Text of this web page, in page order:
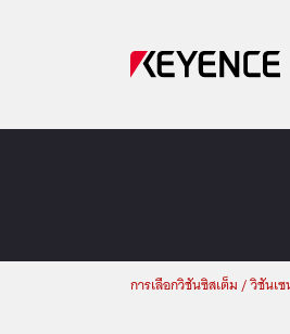
การเลือกวิชันซิสเต็ม / วิชันเซ